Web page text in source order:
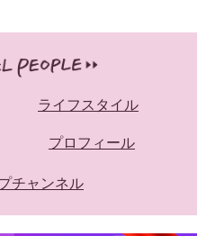
ライフスタイル
プロフィール
チャンネル